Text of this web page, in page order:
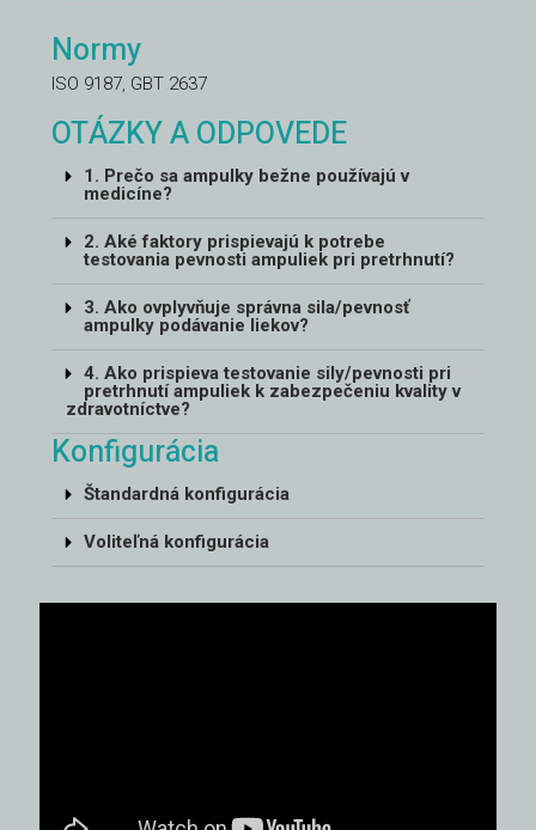
Normy
ISO 9187, GBT 2637
OTÁZKY A ODPOVEDE
1. Prečo sa ampulky bežne používajú v
medicíne?
2. Aké faktory prispievajú k potrebe
testovania pevnosti ampuliek pri pretrhnutí?
3. Ako ovplyvňuje správna sila/pevnosť
ampulky podávanie liekov?
4. Ako prispieva testovanie sily/pevnosti pri
pretrhnutí ampuliek k zabezpečeniu kvality v
zdravotníctve?
Konfigurácia
Štandardná konfigurácia
Voliteľná konfigurácia